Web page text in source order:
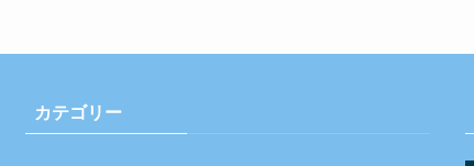
カテゴリー